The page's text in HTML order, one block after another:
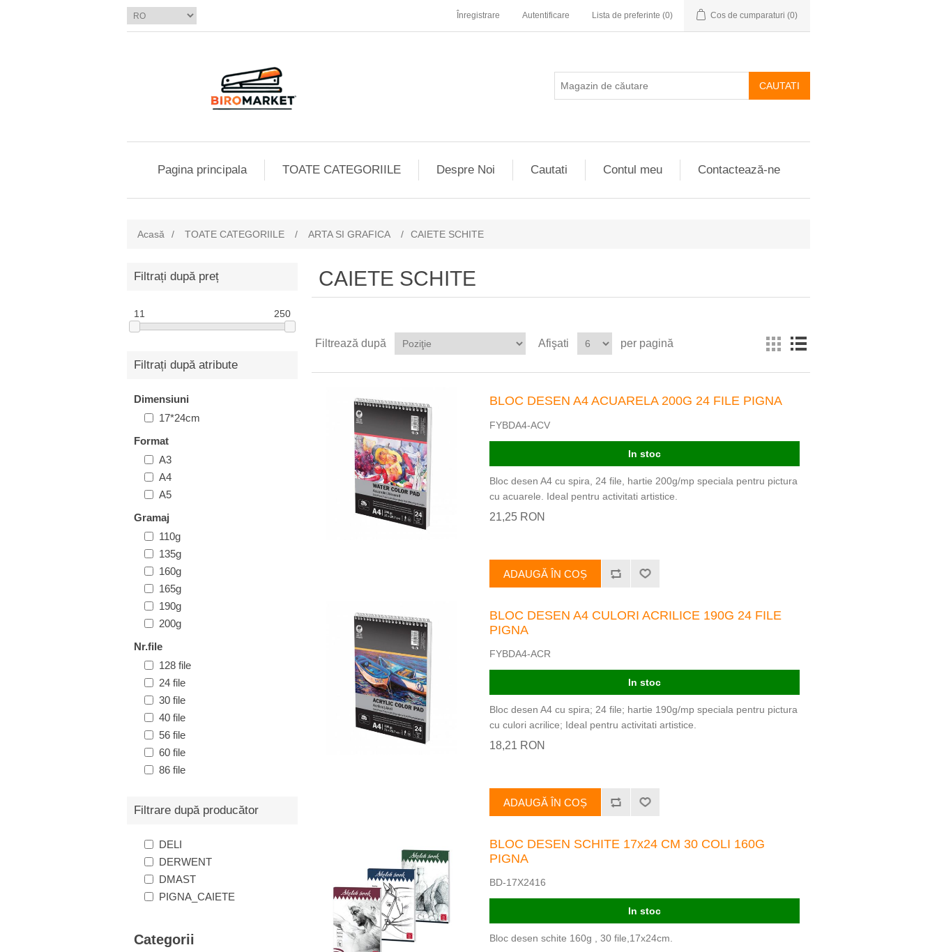
Înregistrare Autentificare Lista de preferinte (0) Cos de cumparaturi (0)
CAUTATI
Pagina principala TOATE CATEGORIILE Despre Noi Cautati Contul meu Contactează-ne
Acasă / TOATE CATEGORIILE / ARTA SI GRAFICA / CAIETE SCHITE
Filtrați după preț
11 250
Filtrați după atribute
Dimensiuni
17*24cm
Format
A3
A4
A5
Gramaj
110g
135g
160g
165g
190g
200g
Nr.file
128 file
24 file
30 file
40 file
56 file
60 file
86 file
Filtrare după producător
DELI
DERWENT
DMAST
PIGNA_CAIETE
Categorii
CAIETE SCHITE
Filtrează după Afişati per pagină
BLOC DESEN A4 ACUARELA 200G 24 FILE PIGNA
FYBDA4-ACV
In stoc
Bloc desen A4 cu spira, 24 file, hartie 200g/mp speciala pentru pictura
cu acuarele. Ideal pentru activitati artistice.
21,25 RON
ADAUGĂ ÎN COȘ
BLOC DESEN A4 CULORI ACRILICE 190G 24 FILE
PIGNA
FYBDA4-ACR
In stoc
Bloc desen A4 cu spira; 24 file; hartie 190g/mp speciala pentru pictura
cu culori acrilice; Ideal pentru activitati artistice.
18,21 RON
ADAUGĂ ÎN COȘ
BLOC DESEN SCHITE 17x24 CM 30 COLI 160G
PIGNA
BD-17X2416
In stoc
Bloc desen schite 160g , 30 file,17x24cm.